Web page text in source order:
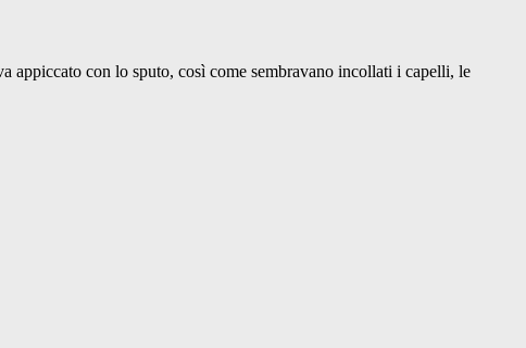
appiccato con lo sputo, così come sembravano incollati i capelli, le